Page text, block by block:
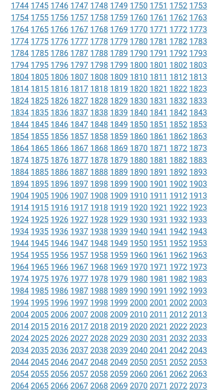
1744 1745 1746 1747 1748 1749 1750 1751 1752 1753
1754 1755 1756 1757 1758 1759 1760 1761 1762 1763
1764 1765 1766 1767 1768 1769 1770 1771 1772 1773
1774 1775 1776 1777 1778 1779 1780 1781 1782 1783
1784 1785 1786 1787 1788 1789 1790 1791 1792 1793
1794 1795 1796 1797 1798 1799 1800 1801 1802 1803
1804 1805 1806 1807 1808 1809 1810 1811 1812 1813
1814 1815 1816 1817 1818 1819 1820 1821 1822 1823
1824 1825 1826 1827 1828 1829 1830 1831 1832 1833
1834 1835 1836 1837 1838 1839 1840 1841 1842 1843
1844 1845 1846 1847 1848 1849 1850 1851 1852 1853
1854 1855 1856 1857 1858 1859 1860 1861 1862 1863
1864 1865 1866 1867 1868 1869 1870 1871 1872 1873
1874 1875 1876 1877 1878 1879 1880 1881 1882 1883
1884 1885 1886 1887 1888 1889 1890 1891 1892 1893
1894 1895 1896 1897 1898 1899 1900 1901 1902 1903
1904 1905 1906 1907 1908 1909 1910 1911 1912 1913
1914 1915 1916 1917 1918 1919 1920 1921 1922 1923
1924 1925 1926 1927 1928 1929 1930 1931 1932 1933
1934 1935 1936 1937 1938 1939 1940 1941 1942 1943
1944 1945 1946 1947 1948 1949 1950 1951 1952 1953
1954 1955 1956 1957 1958 1959 1960 1961 1962 1963
1964 1965 1966 1967 1968 1969 1970 1971 1972 1973
1974 1975 1976 1977 1978 1979 1980 1981 1982 1983
1984 1985 1986 1987 1988 1989 1990 1991 1992 1993
1994 1995 1996 1997 1998 1999 2000 2001 2002 2003
2004 2005 2006 2007 2008 2009 2010 2011 2012 2013
2014 2015 2016 2017 2018 2019 2020 2021 2022 2023
2024 2025 2026 2027 2028 2029 2030 2031 2032 2033
2034 2035 2036 2037 2038 2039 2040 2041 2042 2043
2044 2045 2046 2047 2048 2049 2050 2051 2052 2053
2054 2055 2056 2057 2058 2059 2060 2061 2062 2063
2064 2065 2066 2067 2068 2069 2070 2071 2072 2073